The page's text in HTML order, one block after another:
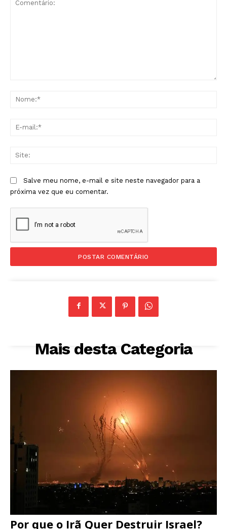
Salve meu nome, e-mail e site neste navegador para a
próxima vez que eu comentar.
Mais desta Categoria
Por que o Irã Quer Destruir Israel?